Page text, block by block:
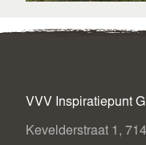
VVV Inspiratiepunt
Kevelderstraat 1,